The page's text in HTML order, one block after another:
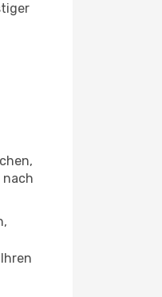
nach